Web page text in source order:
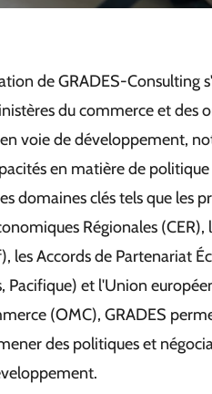
de GRADES-Consulting
du commerce et des
en voie de développement,
en matière de
domaines clés tels que les
Régionales
les Accords de Partenariat
Pacifique) et l'Union
(OMC), GRADES
des politiques et